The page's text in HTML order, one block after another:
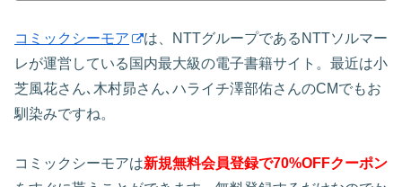
コミックシーモア
は、NTTグループであるNTTソルマー
レが運営している国内最大級の電子書籍サイト。最近は小
芝風花さん､木村昴さん､ハライチ澤部佑さんのCMでもお
馴染みですね。
コミックシーモアは新規無料会員登録で70%OFFクーポン